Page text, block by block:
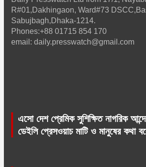
R#01,Dakhingaon, Ward#73
Sabujbagh,Dhaka-1214.
Phones:+88 01715 854 170
email: daily.presswatch@gmail.com
এসো দেশ প্রেমিক সুশিক্ষিত নাগরিক
ডেইলি প্রেসওয়াচ মাটি ও মানুষের কথা